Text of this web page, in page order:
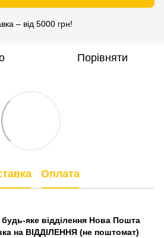
– від 5000 грн!
Порівняти
Оплата
будь-яке відділення Нова Пошта
на ВІДДІЛЕННЯ (не поштомат)